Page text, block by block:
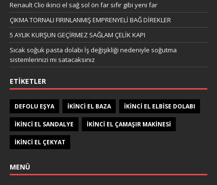
Renault Clio ikinci el sağ sol ön far sıfır gibi yeni far
ÇIKMA TORNALI FIRINLANMIŞ EMPRENYELİ BAĞ DİREKLER
5 AYLIK KURŞUN GEÇİRMEZ SAĞLAM ÇELİK KAPI
Sıcak soğuk pasta dolabı İş değişikliği nedeniyle soğutma
sistemlerinizi mi satacaksınız
ETIKETLER
DEFOLU EŞYA IKINCI EL BAZA IKINCI EL ELBISE DOLABI
IKINCI EL SANDALYE IKINCI EL ÇAMAŞIR MAKINESI
IKINCI EL ÇEKYAT
MENÜ